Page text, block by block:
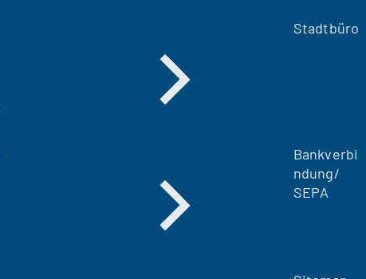
Stadtbüro
Bankverbi
ndung/
SEPA